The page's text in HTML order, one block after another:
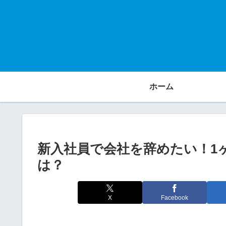
ホーム
新入社員で会社を辞めたい！1
は？
X Facebook